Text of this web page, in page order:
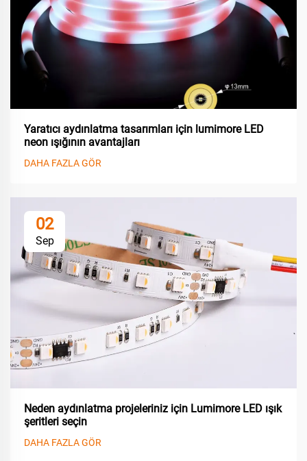
Yaratıcı aydınlatma tasarımları için lumimore LED
neon ışığının avantajları
DAHA FAZLA GÖR
02
Sep
Neden aydınlatma projeleriniz için Lumimore LED ışık
şeritleri seçin
DAHA FAZLA GÖR